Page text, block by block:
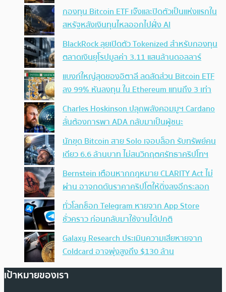
กองทุน Bitcoin ETF เจ๊งและปิดตัวเป็นแห่งแรกใน
สหรัฐหลังเงินทุนไหลออกไปฝั่ง AI
BlackRock ลุยเปิดตัว Tokenized สำหรับกองทุน
ตลาดเงินยุโรปมูลค่า 3.11 แสนล้านดอลลาร์
แบงก์ใหญ่สุดของอิตาลี ลดสัดส่วน Bitcoin ETF
ลง 99% หันลงทุน ใน Ethereum แทนถึง 3 เท่า
Charles Hoskinson ปลุกพลังคอมมูฯ Cardano
ลั่นต้องการพา ADA กลับมาเป็นผู้ชนะ
นักขุด Bitcoin สาย Solo เจอบล็อก รับทรัพย์คน
เดียว 6.6 ล้านบาท ไม่สนวิกฤตศรัทธาคริปโทฯ
Bernstein เตือนหากกฎหมาย CLARITY Act ไม่
ผ่าน อาจกดดันราคาคริปโตให้ดิ่งลงอีกระลอก
ทั่วโลกช็อก Telegram หายจาก App Store
ชั่วคราว ก่อนกลับมาใช้งานได้ปกติ
Galaxy Research ประเมินความเสียหายจาก
Coldcard อาจพุ่งสูงถึง $130 ล้าน
เป้าหมายของเรา